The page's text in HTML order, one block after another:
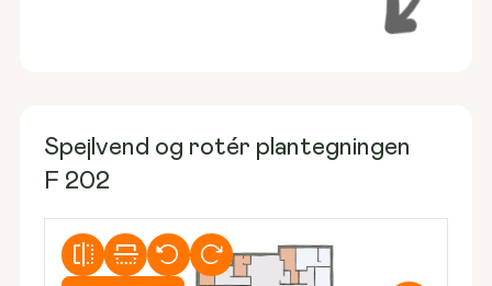
Spejlvend og rotér plantegningen
F 202